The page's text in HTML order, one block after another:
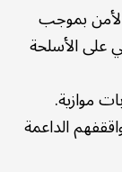
بموجب
على الأسلحة
الداعمة